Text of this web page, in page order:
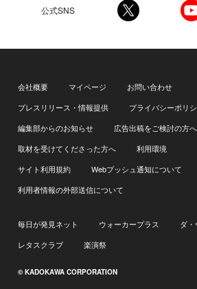
公式SNS
会社概要 マイページ
お問い合わせ
プレスリリース・情報提供
プライバシーポリ
編集部からのお知らせ
広告出稿をご検討の方へ
取材を受けてくださった方へ
利用環境
サイト利用規約
Webプッシュ通知について
利用者情報の外部送信について
毎日が発見ネット ウォーカープラス
ダ
レタスクラブ
楽演祭
© KADOKAWA CORPORATION